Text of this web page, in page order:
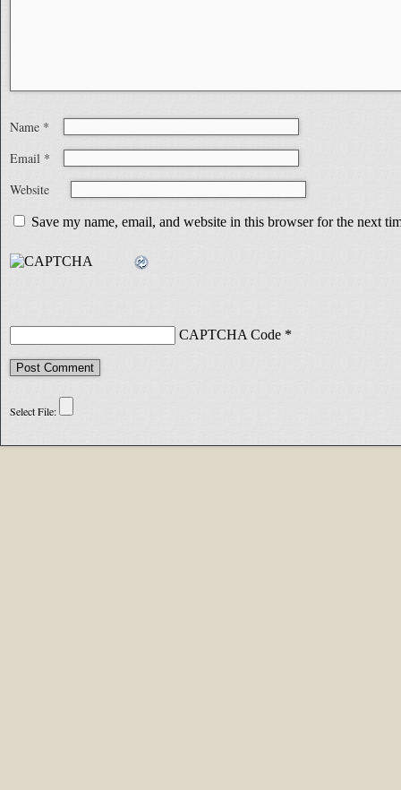
Name *
Email *
Website
Save my name, email, and website in this browser for the next
CAPTCHA Code *